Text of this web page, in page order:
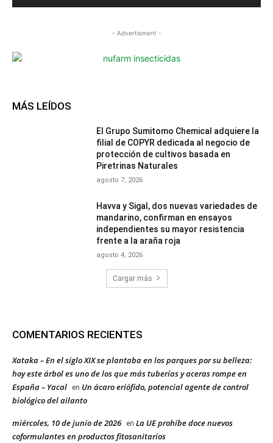
- Advertisment -
MÁS LEÍDOS
El Grupo Sumitomo Chemical adquiere la
filial de COPYR dedicada al negocio de
protección de cultivos basada en
Piretrinas Naturales
agosto 7, 2026
Havva y Sigal, dos nuevas variedades de
mandarino, confirman en ensayos
independientes su mayor resistencia
frente a la araña roja
agosto 4, 2026
Cargar más
COMENTARIOS RECIENTES
Xataka – En el siglo XIX se plantaba en los parques por su belleza:
hoy este árbol es uno de los que más tuberías y aceras rompe en
España – Yacal
en Un ácaro eriófido, potencial agente de control
biológico del ailanto
miércoles, 10 de junio de 2026 en La UE prohíbe doce nuevos
coformulantes en productos fitosanitarios